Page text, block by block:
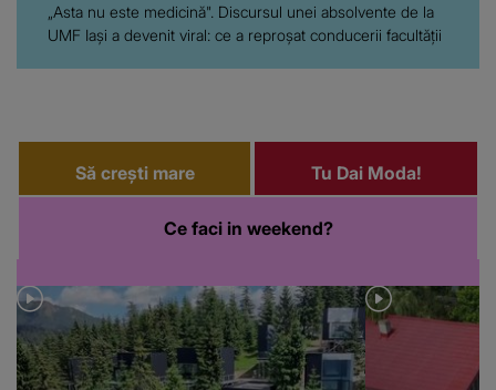
„Asta nu este medicină". Discursul unei absolvente de la
UMF Iași a devenit viral: ce a reproșat conducerii facultății
Să crești mare Tu Dai Moda!
Ce faci in weekend?